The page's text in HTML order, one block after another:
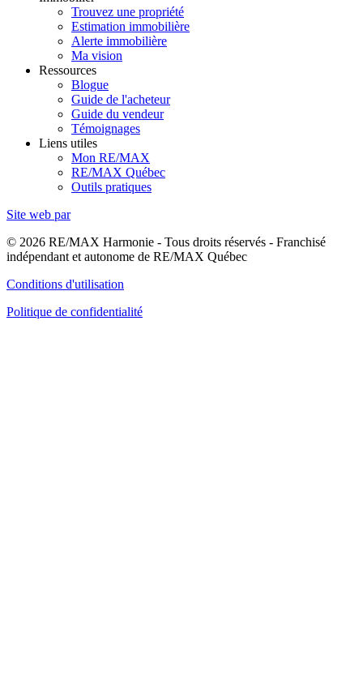
Trouvez une propriété
Estimation immobilière
Alerte immobilière
Ma vision
Ressources
Blogue
Guide de l'acheteur
Guide du vendeur
Témoignages
Liens utiles
Mon RE/MAX
RE/MAX Québec
Outils pratiques
Site web par
© 2026 RE/MAX Harmonie - Tous droits réservés - Franchisé
indépendant et autonome de RE/MAX Québec
Conditions d'utilisation
Politique de confidentialité